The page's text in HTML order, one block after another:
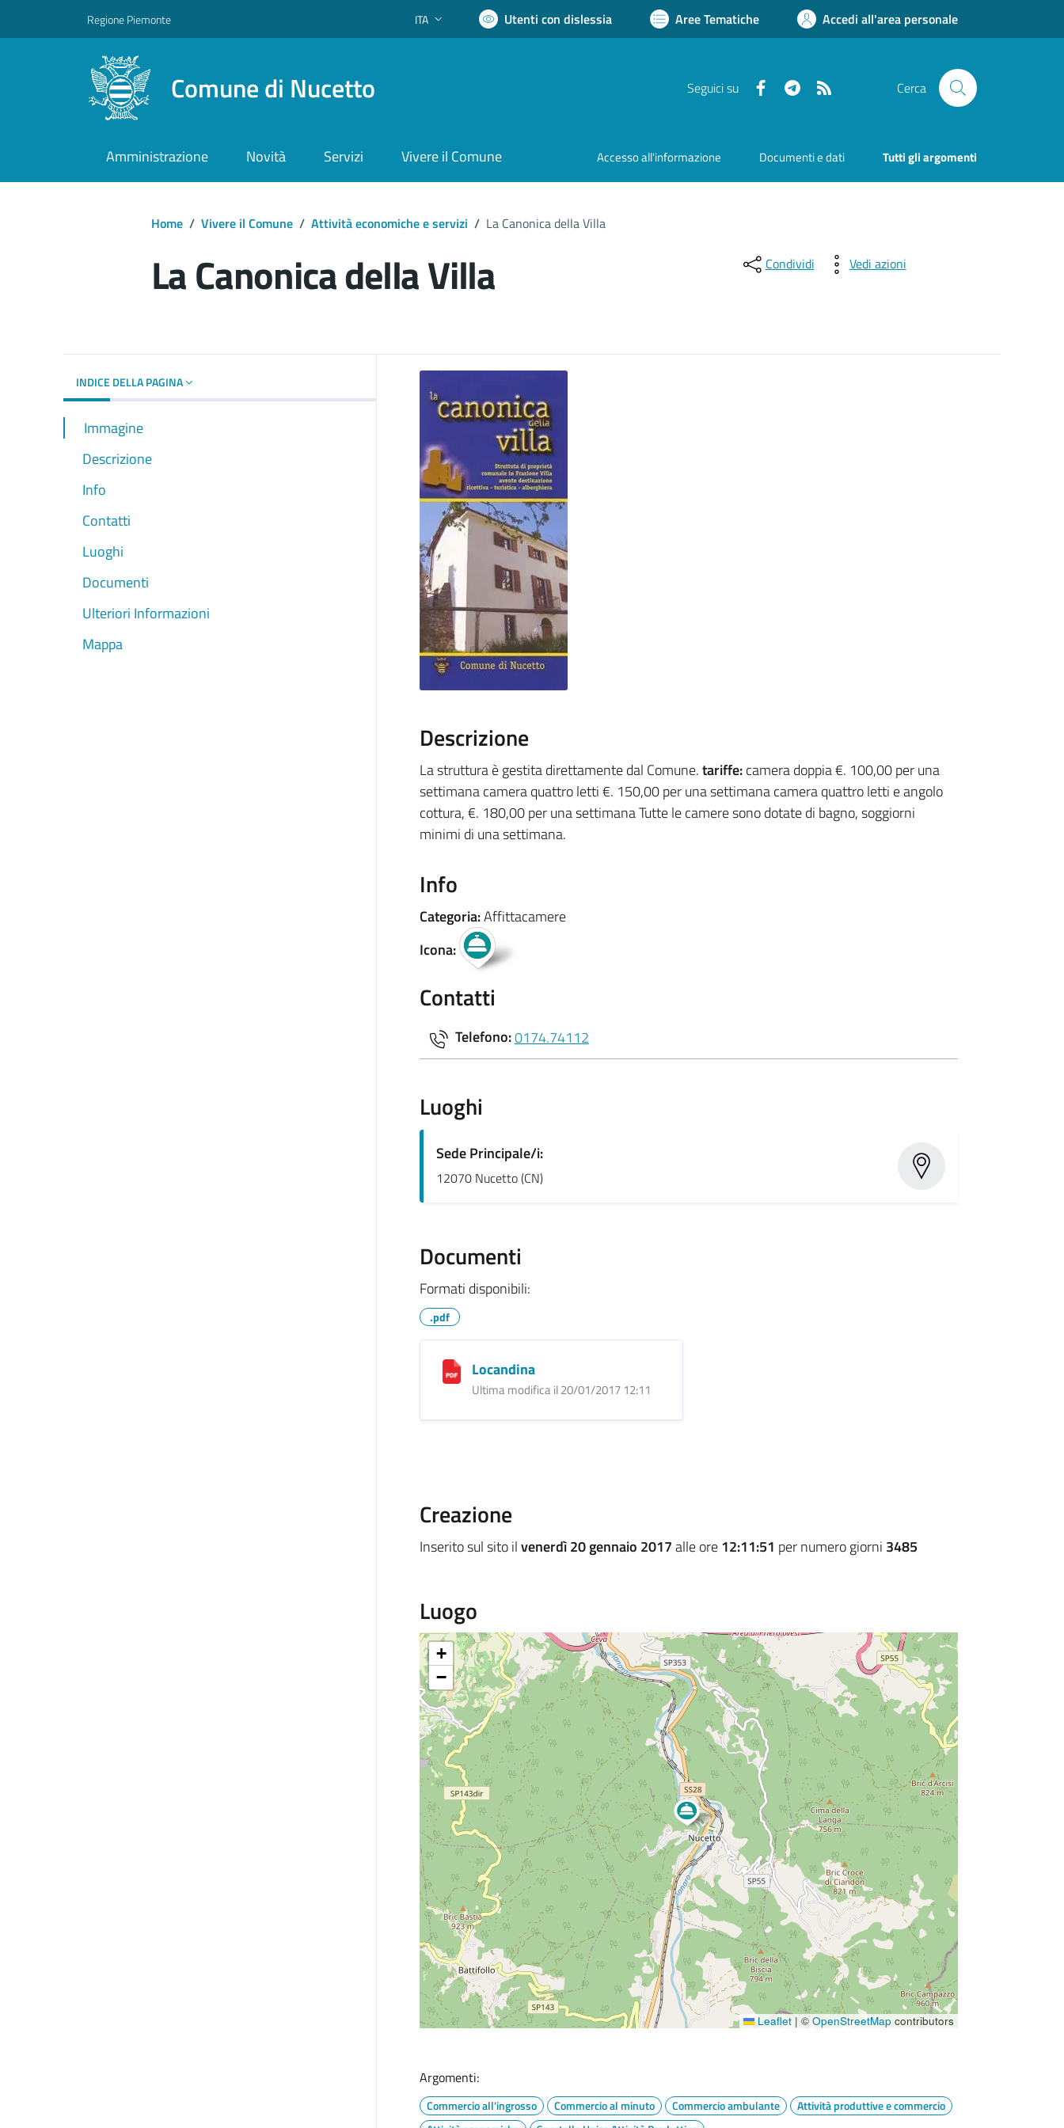
Regione Piemonte Lingua attiva:
ITA Utenti con dislessia Aree Tematiche Accedi all'area personale
Comune di Nucetto Seguici su FacebookTelegram Cerca
Amministrazione Novità Servizi Vivere il Comune Accesso all'informazione Documenti e dati Tutti gli argomenti
Home / Vivere il Comune / Attività economiche e servizi / La Canonica della Villa
La Canonica della Villa Condividi Vedi azioni
INDICE DELLA PAGINA
Immagine
Descrizione
Info
Contatti
Luoghi
Documenti
Ulteriori Informazioni
Mappa
Descrizione
La struttura è gestita direttamente dal Comune.tariffe:camera doppia €. 100,00 per una
settimana camera quattro letti €. 150,00 per una settimana camera quattro letti e angolo
cottura, €. 180,00 per una settimana Tutte le camere sono dotate di bagno, soggiorni
minimi di una settimana.
Info
Categoria:Affittacamere
Icona:
Contatti
Telefono:0174.74112
Luoghi
Sede Principale/i:
12070 Nucetto (CN)
Documenti
Formati disponibili:
.pdf
Locandina
Ultima modifica il 20/01/2017 12:11
Creazione
Inserito sul sito ilvenerdì 20 gennaio 2017alle ore12:11:51 per numero giorni 3485
Luogo
+
−
Leaflet | © OpenStreetMap contributors
Argomenti:
Commercio all'ingrosso Commercio al minuto Commercio ambulante
Attività produttive e commercio